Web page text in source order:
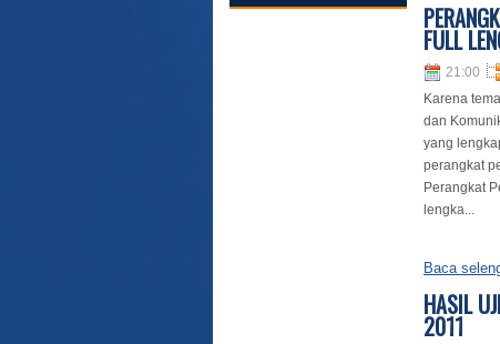
FULL
21:00
Karena
dan
yang
perangkat
Perangkat
lengka...
Baca
HASIL
2011